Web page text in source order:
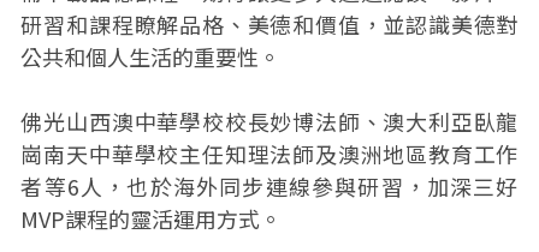
研習和課程瞭解品格、美德和價值，並認識美德對
公共和個人生活的重要性。
佛光山西澳中華學校校長妙博法師、澳大利亞臥龍
崗南天中華學校主任知理法師及澳洲地區教育工作
者等6人，也於海外同步連線參與研習，加深三好
MVP課程的靈活運用方式。